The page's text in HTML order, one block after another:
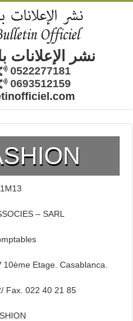
نشر الإعلانات
0522277181
0693512159
– SARL
Etage. Casablanca.
Fax. 022 40 21 85